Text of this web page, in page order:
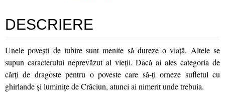
DESCRIERE
Unele povești de iubire sunt menite să dureze o viață. Altele se
supun caracterului neprevăzut al vieții. Dacă ai ales categoria de
cărți de dragoste pentru o poveste care să-ți orneze sufletul cu
ghirlande și luminițe de Crăciun, atunci ai nimerit unde trebuia.